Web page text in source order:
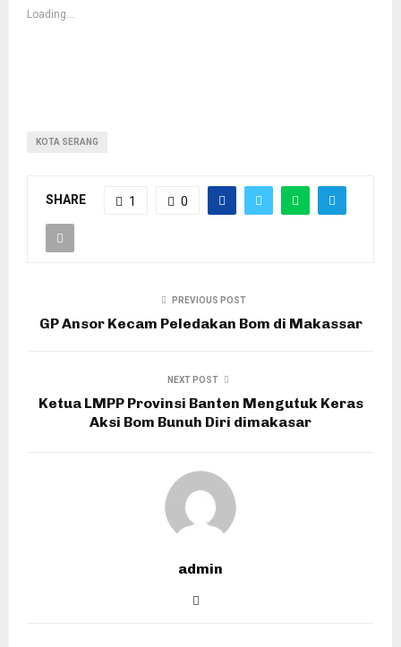
Loading...
KOTA SERANG
SHARE 1 0
PREVIOUS POST
GP Ansor Kecam Peledakan Bom di Makassar
NEXT POST
Ketua LMPP Provinsi Banten Mengutuk Keras
Aksi Bom Bunuh Diri dimakasar
admin